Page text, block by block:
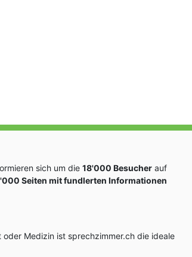
sich um die 18'000 Besucher auf
Seiten mit fundlerten Informationen
Medizin ist sprechzimmer.ch die ideale